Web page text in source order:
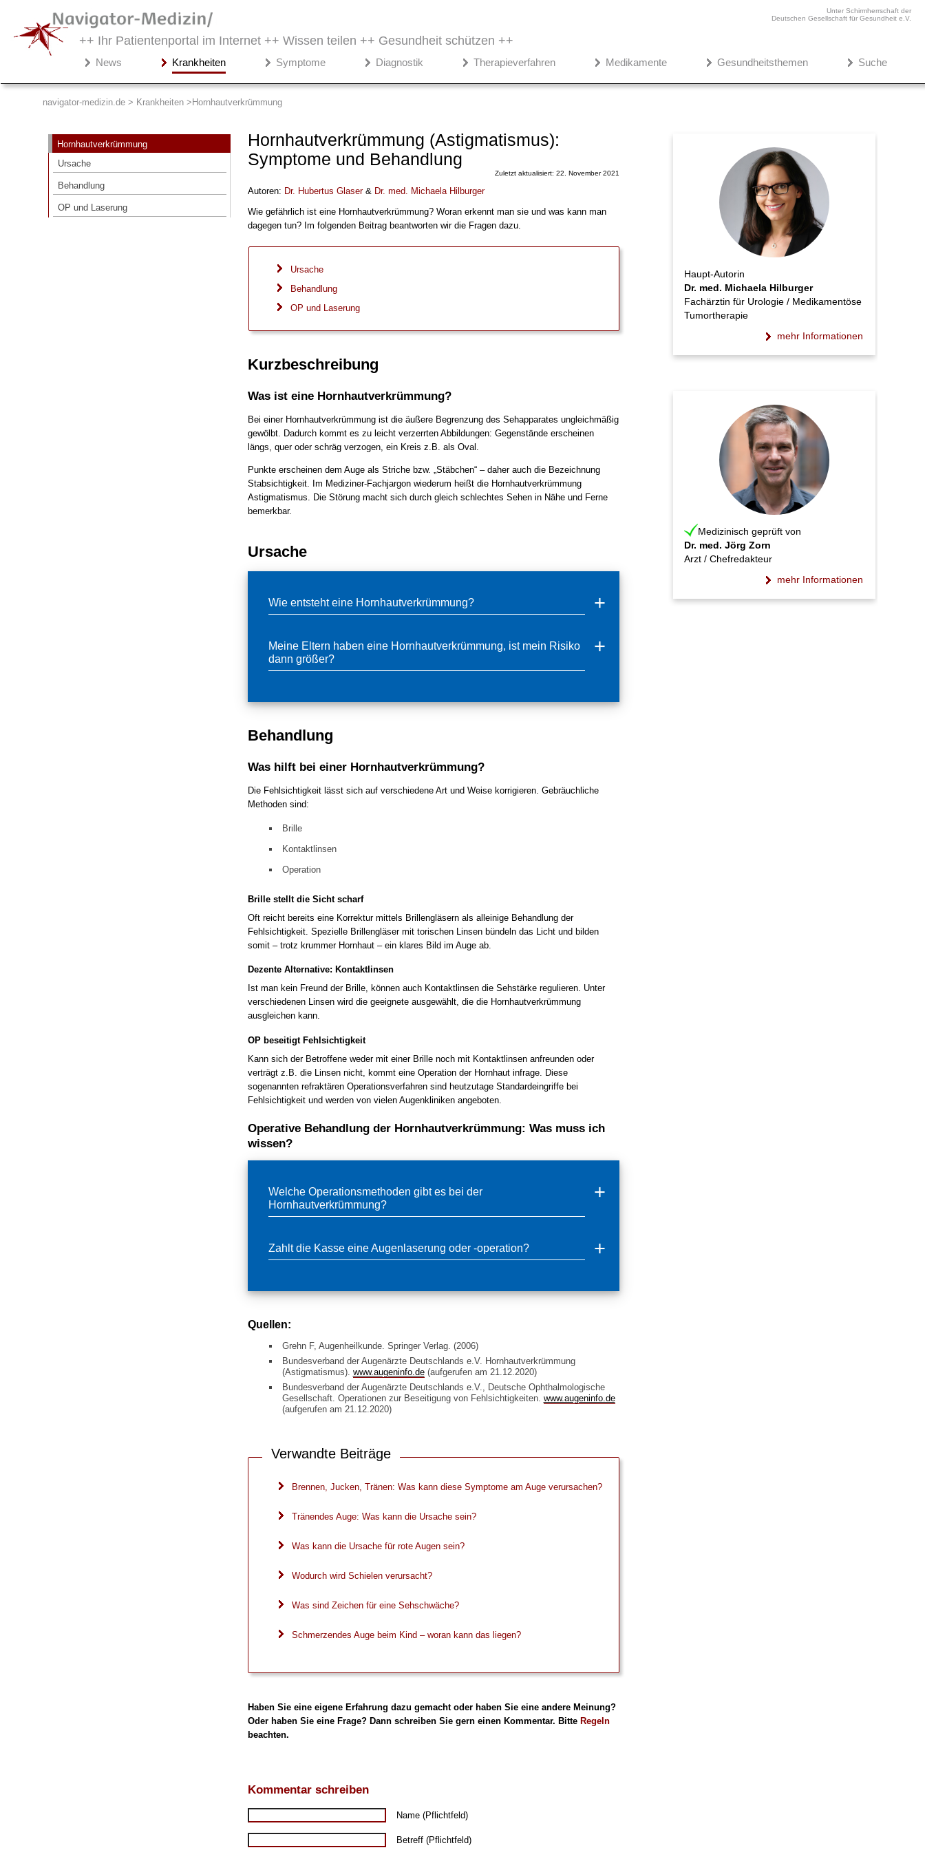
Unter Schirmherrschaft der
Deutschen Gesellschaft für Gesundheit e.V.
++ Ihr Patientenportal im Internet ++ Wissen teilen ++ Gesundheit schützen ++
News Krankheiten Symptome Diagnostik Therapieverfahren Medikamente Gesundheitsthemen Suche
navigator-medizin.de > Krankheiten Hornhautverkrümmung
Hornhautverkrümmung
Ursache
Behandlung
OP und Laserung
Hornhautverkrümmung (Astigmatismus):
Symptome und Behandlung
Zuletzt aktualisiert: 22. November 2021
Autoren: Dr. Hubertus Glaser& Dr. med.
Michaela Hilburger
Wie gefährlich ist eine Hornhautverkrümmung? Woran erkennt man sie und was kann man
dagegen tun? Im folgenden Beitrag beantworten wir die Fragen dazu.
Ursache
Behandlung
OP und Laserung
Kurzbeschreibung
Was ist eine Hornhautverkrümmung?
Bei einer Hornhautverkrümmung ist die äußere Begrenzung des Sehapparates ungleichmäßig
gewölbt. Dadurch kommt es zu leicht verzerrten Abbildungen: Gegenstände erscheinen
längs, quer oder schräg verzogen, ein Kreis z.B. als Oval.
Punkte erscheinen dem Auge als Striche bzw. „Stäbchen“ – daher auch die Bezeichnung
Stabsichtigkeit. Im Mediziner-Fachjargon wiederum heißt die Hornhautverkrümmung
Astigmatismus. Die Störung macht sich durch gleich schlechtes Sehen in Nähe und Ferne
bemerkbar.
Ursache
Wie entsteht eine Hornhautverkrümmung?
Meine Eltern haben eine Hornhautverkrümmung, ist mein Risiko
dann größer?
Behandlung
Was hilft bei einer Hornhautverkrümmung?
Die Fehlsichtigkeit lässt sich auf verschiedene Art und Weise korrigieren. Gebräuchliche
Methoden sind:
Brille
Kontaktlinsen
Operation
Brille stellt die Sicht scharf
Oft reicht bereits eine Korrektur mittels Brillengläsern als alleinige Behandlung der
Fehlsichtigkeit. Spezielle Brillengläser mit torischen Linsen bündeln das Licht und bilden
somit – trotz krummer Hornhaut – ein klares Bild im Auge ab.
Dezente Alternative: Kontaktlinsen
Ist man kein Freund der Brille, können auch Kontaktlinsen die Sehstärke regulieren. Unter
verschiedenen Linsen wird die geeignete ausgewählt, die die Hornhautverkrümmung
ausgleichen kann.
OP beseitigt Fehlsichtigkeit
Kann sich der Betroffene weder mit einer Brille noch mit Kontaktlinsen anfreunden oder
verträgt z.B. die Linsen nicht, kommt eine Operation der Hornhaut infrage. Diese
sogenannten refraktären Operationsverfahren sind heutzutage Standardeingriffe bei
Fehlsichtigkeit und werden von vielen Augenkliniken angeboten.
Operative Behandlung der Hornhautverkrümmung: Was muss ich
wissen?
Welche Operationsmethoden gibt es bei der
Hornhautverkrümmung?
Zahlt die Kasse eine Augenlaserung oder -operation?
Quellen:
Grehn F, Augenheilkunde. Springer Verlag. (2006)
Bundesverband der Augenärzte Deutschlands e.V. Hornhautverkrümmung
(Astigmatismus). www.augeninfo.de(aufgerufen am 21.12.2020)
Bundesverband der Augenärzte Deutschlands e.V., Deutsche Ophthalmologische
Gesellschaft. Operationen zur Beseitigung von Fehlsichtigkeiten. www.augeninfo.de
(aufgerufen am 21.12.2020)
Verwandte Beiträge
Brennen, Jucken, Tränen: Was kann diese Symptome am Auge verursachen?
Tränendes Auge: Was kann die Ursache sein?
Was kann die Ursache für rote Augen sein?
Wodurch wird Schielen verursacht?
Was sind Zeichen für eine Sehschwäche?
Schmerzendes Auge beim Kind – woran kann das liegen?
Haben Sie eine eigene Erfahrung dazu gemacht oder haben Sie eine andere Meinung?
Oder haben Sie eine Frage? Dann schreiben Sie gern einen Kommentar. Bitte Regeln
beachten.
Kommentar schreiben
Name (Pflichtfeld)
Betreff (Pflichtfeld)
Navigator-
▾
Krankheiten
Hornhautverkrümmung
Ursache
Behandlung
OP und Laserung
Haupt-Autorin
Dr. med. Michaela Hilburger
Fachärztin für Urologie / Medikamentöse
Tumortherapie
mehr Informationen
Medizinisch geprüft von
Dr. med. Jörg Zorn
Arzt / Chefredakteur
mehr Informationen